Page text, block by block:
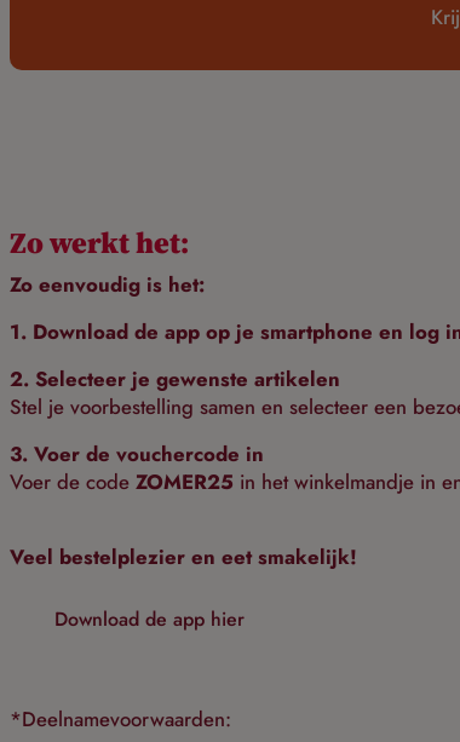
Zo werkt het:
Zo eenvoudig is het:
1. Download de app op je smartphone en log
2. Selecteer je gewenste artikelen
Stel je voorbestelling samen en selecteer een
3. Voer de vouchercode in
Voer de code ZOMER25 in het winkelmandje in
Veel bestelplezier en eet smakelijk!
Download de app hier
*Deelnamevoorwaarden: